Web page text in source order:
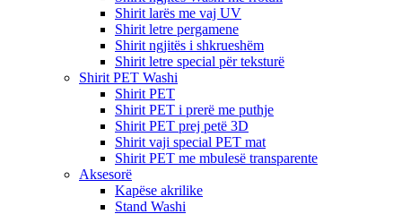
Shirit larës me vaj UV
Shirit letre pergamene
Shirit ngjitës i shkrueshëm
Shirit letre special për teksturë
Shirit PET Washi
Shirit PET
Shirit PET i prerë me puthje
Shirit PET prej petë 3D
Shirit vaji special PET mat
Shirit PET me mbulesë transparente
Aksesorë
Kapëse akrilike
Stand Washi